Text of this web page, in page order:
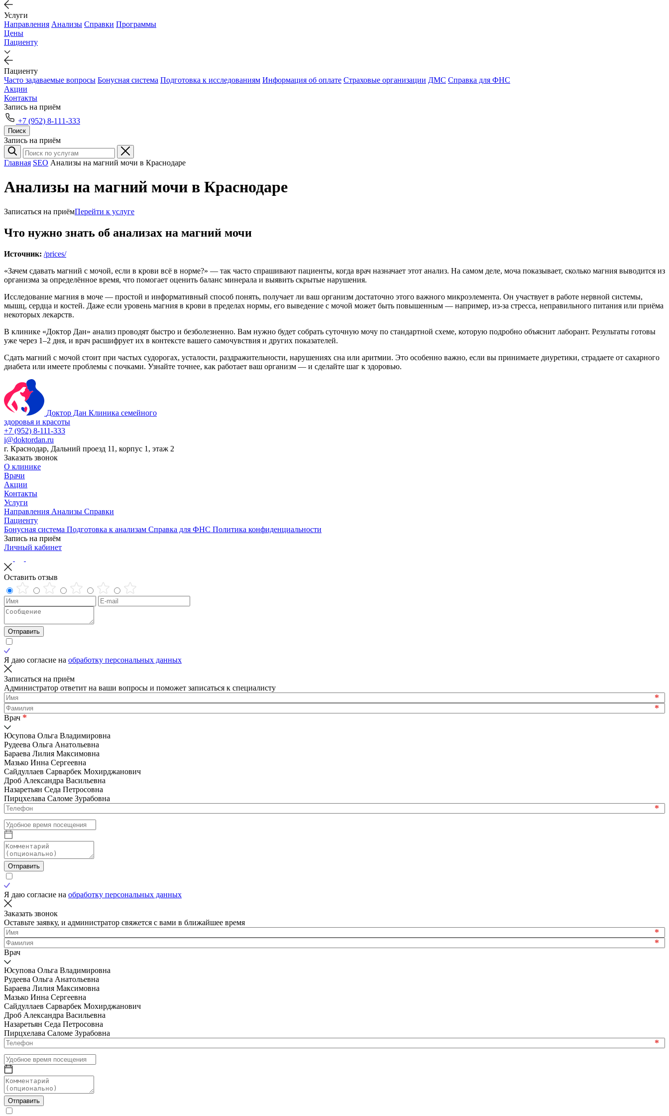
Услуги
Направления Анализы Справки Программы
Цены
Пациенту
Пациенту
Часто задаваемые вопросы Бонусная система Подготовка к исследованиям Информация об оплате Страховые организации ДМС Справка для ФНС
Акции
Контакты
Запись на приём
+7 (952) 8-111-333
Поиск
Запись на приём
Главная SEO Анализы на магний мочи в Краснодаре
Анализы на магний мочи в Краснодаре
Записаться на приёмПерейти к услуге
Что нужно знать об анализах на магний мочи
Источник: /prices/
«Зачем сдавать магний с мочой, если в крови всё в норме?» — так часто спрашивают пациенты, когда врач назначает этот анализ. На самом деле, моча показывает, сколько магния выводится из
организма за определённое время, что помогает оценить баланс минерала и выявить скрытые нарушения.
Исследование магния в моче — простой и информативный способ понять, получает ли ваш организм достаточно этого важного микроэлемента. Он участвует в работе нервной системы,
мышц, сердца и костей. Даже если уровень магния в крови в пределах нормы, его выведение с мочой может быть повышенным — например, из-за стресса, неправильного питания или приёма
некоторых лекарств.
В клинике «Доктор Дан» анализ проводят быстро и безболезненно. Вам нужно будет собрать суточную мочу по стандартной схеме, которую подробно объяснит лаборант. Результаты готовы
уже через 1–2 дня, и врач расшифрует их в контексте вашего самочувствия и других показателей.
Сдать магний с мочой стоит при частых судорогах, усталости, раздражительности, нарушениях сна или аритмии. Это особенно важно, если вы принимаете диуретики, страдаете от сахарного
диабета или имеете проблемы с почками. Узнайте точнее, как работает ваш организм — и сделайте шаг к здоровью.
Доктор Дан Клиника семейного
здоровья и красоты
+7 (952) 8-111-333
i@doktordan.ru
г. Краснодар, Дальний проезд 11, корпус 1, этаж 2
Заказать звонок
О клинике
Врачи
Акции
Контакты
Услуги
Направления Анализы Справки
Пациенту
Бонусная система Подготовка к анализам Справка для ФНС Политика конфиденциальности
Запись на приём
Личный кабинет
Оставить отзыв
Отправить
Я даю согласие на обработку персональных данных
Записаться на приём
Администратор ответит на ваши вопросы и поможет записаться к специалисту
*
*
Врач *
Юсупова Ольга Владимировна
Рудеева Ольга Анатольевна
Бараева Лилия Максимовна
Мазько Инна Сергеевна
Сайдуллаев Сарварбек Мохирджанович
Дроб Александра Васильевна
Назаретьян Седа Петросовна
Пирцхелава Саломе Зурабовна
*
Отправить
Я даю согласие на обработку персональных данных
Заказать звонок
Оставьте заявку, и администратор свяжется с вами в ближайшее время
*
*
Врач
Юсупова Ольга Владимировна
Рудеева Ольга Анатольевна
Бараева Лилия Максимовна
Мазько Инна Сергеевна
Сайдуллаев Сарварбек Мохирджанович
Дроб Александра Васильевна
Назаретьян Седа Петросовна
Пирцхелава Саломе Зурабовна
*
Отправить